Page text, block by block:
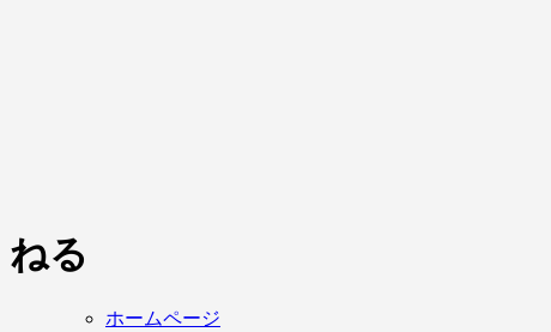
ねる
ホームページ